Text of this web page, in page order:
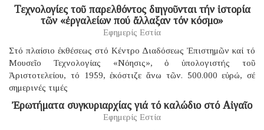
Τεχνολογίες τοῦ παρελθόντος διηγοῦνται τήν ἱστορία
τῶν «ἐργαλείων πού ἄλλαξαν τόν κόσμο»
Εφημερίς Εστία
Στό πλαίσιο ἐκθέσεως στό Κέντρο Διαδόσεως Ἐπιστημῶν καί τό
Μουσεῖο Τεχνολογίας «Νόησις», ὁ ὑπολογιστής τοῦ
Ἀριστοτελείου, τό 1959, ἐκόστιζε ἄνω τῶν. 500.000 εὐρώ, σέ
σημερινές τιμές
Ἐρωτήματα συγκυριαρχίας γιά τό καλώδιο στό Αἰγαῖο
Εφημερίς Εστία